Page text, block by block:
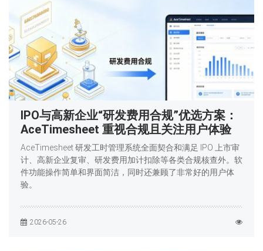
IPO与高新企业“研发费用合规”优选方案：
AceTimesheet 重视合规且关注用户体验
AceTimesheet 研发工时管理系统全面契合和满足 IPO 上市审
计、高新企业复审、研发费用加计扣除等各类合规核查外。软
件功能操作简单和界面简洁，同时还兼顾了非常好的用户体
验。
2026-05-26